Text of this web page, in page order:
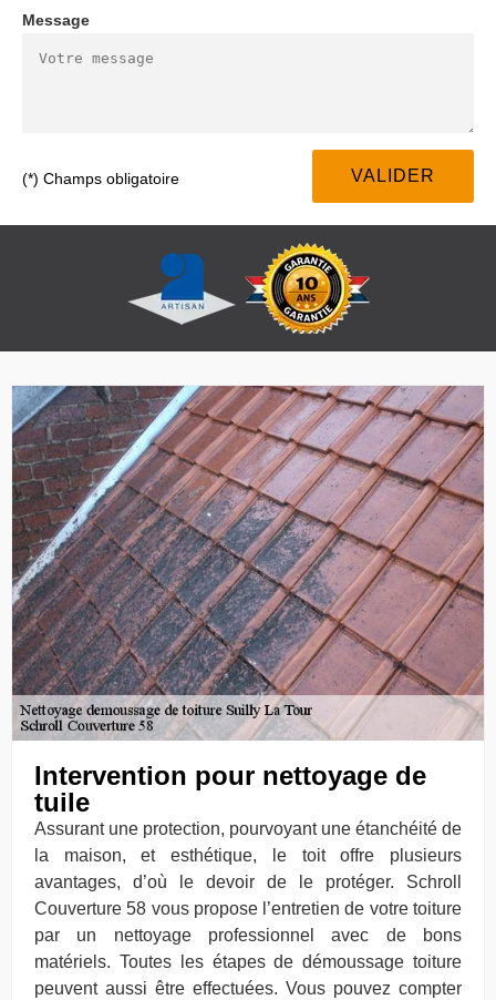
Message
(*) Champs obligatoire
Intervention pour nettoyage de
tuile
Assurant une protection, pourvoyant une étanchéité de
la maison, et esthétique, le toit offre plusieurs
avantages, d’où le devoir de le protéger. Schroll
Couverture 58 vous propose l’entretien de votre toiture
par un nettoyage professionnel avec de bons
matériels. Toutes les étapes de démoussage toiture
peuvent aussi être effectuées. Vous pouvez compter